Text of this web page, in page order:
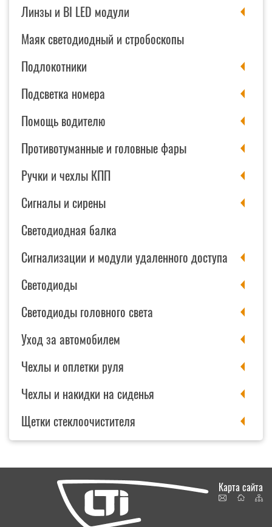
Линзы и BI LED модули
Маяк светодиодный и стробоскопы
Подлокотники
Подсветка номера
Помощь водителю
Противотуманные и головные фары
Ручки и чехлы КПП
Сигналы и сирены
Светодиодная балка
Сигнализации и модули удаленного доступа
Светодиоды
Светодиоды головного света
Уход за автомобилем
Чехлы и оплетки руля
Чехлы и накидки на сиденья
Щетки стеклоочистителя
Карта сайта